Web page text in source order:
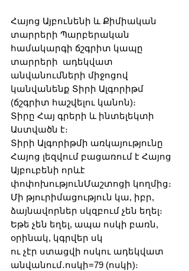
Հայոց Այբունենի և Քիմիական
տարրերի Պարբերական
համակարգի ճշգրիտ կապը
տարրերի  ադեկվատ
անվանումների միջոցով
կանվանենք Տիրի Ալգորիթմ
(ճշգրիտ հաշվելու կանոն)։
Տիրը Հայ գրերի և ինտելեկտի
Աստվածն է։
Տիրի Ալգորիթմի առկայությունը
Հայոց լեզվում բացառում է Հայոց
Այբուբենի որևէ
փոփոխությունՄաշտոցի կողմից։
Մի թյուրիմացություն կա, իբր,
ձայնավորներ սկզբում չեն եղել։
Եթե չեն եղել, ապա ոսկի բառն,
օրինակ, կգրվեր սկ
ու չէր ստացվի ոսկու ադեկվատ
անվանում․ոսկի=79 (ոսկի)։